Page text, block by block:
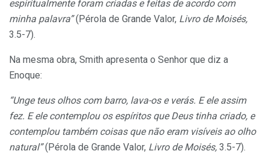
espiritualmente foram criadas e feitas de acordo com
minha palavra”(Pérola de Grande Valor, Livro de Moisés,
3.5-7).
Na mesma obra, Smith apresenta o Senhor que diz a
Enoque:
“Unge teus olhos com barro, lava-os e verás. E ele assim
fez. E ele contemplou os espíritos que Deus tinha criado, e
contemplou também coisas que não eram visíveis ao olho
natural”(Pérola de Grande Valor, Livro de Moisés, 3.5-7).